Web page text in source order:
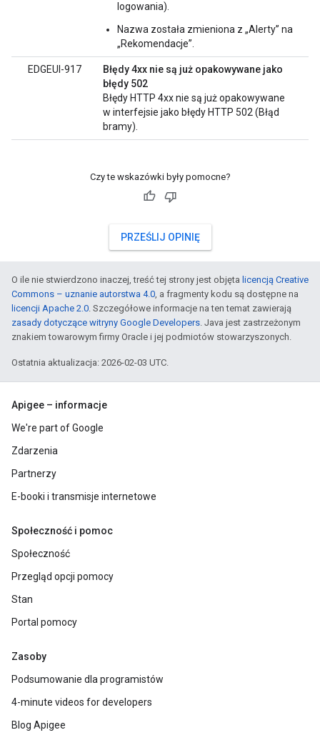
logowania).
Nazwa została zmieniona z „Alerty” na
„Rekomendacje”.
EDGEUI-917
Błędy 4xx nie są już opakowywane jako
błędy 502
Błędy HTTP 4xx nie są już opakowywane
w interfejsie jako błędy HTTP 502 (Błąd
bramy).
Czy te wskazówki były pomocne?
PRZEŚLIJ OPINIĘ
O ile nie stwierdzono inaczej, treść tej strony jest objęta licencją Creative
Commons – uznanie autorstwa 4.0, a fragmenty kodu są dostępne na
licencji Apache 2.0. Szczegółowe informacje na ten temat zawierają
zasady dotyczące witryny Google Developers. Java jest zastrzeżonym
znakiem towarowym firmy Oracle i jej podmiotów stowarzyszonych.
Ostatnia aktualizacja: 2026-02-03 UTC.
Apigee – informacje
We're part of Google
Zdarzenia
Partnerzy
E-booki i transmisje internetowe
Społeczność i pomoc
Społeczność
Przegląd opcji pomocy
Stan
Portal pomocy
Zasoby
Podsumowanie dla programistów
4-minute videos for developers
Blog Apigee